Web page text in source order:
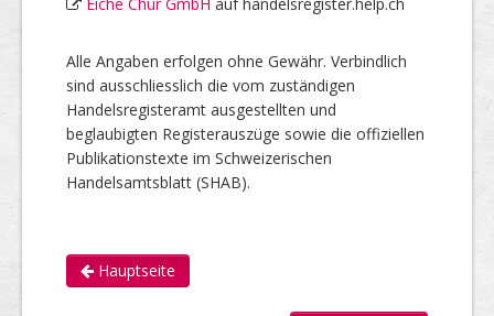
Alle Angaben erfolgen ohne Gewähr. Verbindlich
sind ausschliesslich die vom zuständigen
Handelsregisteramt ausgestellten und
beglaubigten Registerauszüge sowie die offiziellen
Publikationstexte im Schweizerischen
Handelsamtsblatt (SHAB).
Hauptseite